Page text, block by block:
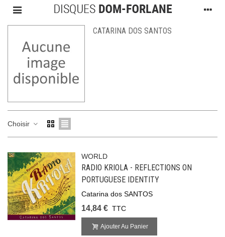
CATARINA DOS SANTOS
Choisir
WORLD
RADIO KRIOLA - REFLECTIONS ON
PORTUGUESE IDENTITY
Catarina dos SANTOS
14,84 € TTC
Ajouter Au Panier